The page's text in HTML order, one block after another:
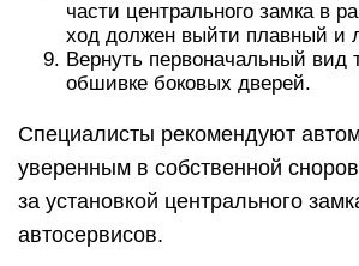
части центрального замка в
ход должен выйти плавный и
Вернуть первоначальный вид
обшивке боковых дверей.
Специалисты рекомендуют
уверенным в собственной
за установкой центрального
автосервисов.